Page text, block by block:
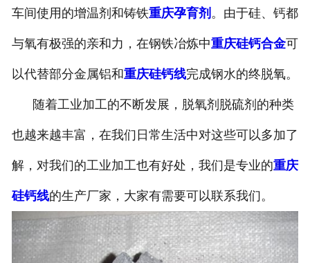
车间使用的增温剂和铸铁重庆孕育剂 。由于硅、钙都
与氧有极强的亲和力，在钢铁冶炼中重庆硅钙合金可
以代替部分金属铝和重庆硅钙线完成钢水的终脱氧。
随着工业加工的不断发展，脱氧剂脱硫剂的种类
也越来越丰富，在我们日常生活中对这些可以多加了
解，对我们的工业加工也有好处，我们是专业的重庆
硅钙线的生产厂家，大家有需要可以联系我们。